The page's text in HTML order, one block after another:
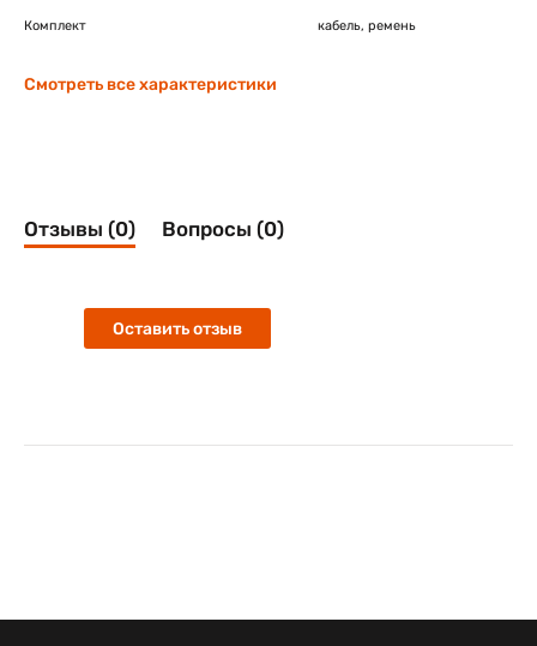
Комплект кабель, ремень
Смотреть все характеристики
Отзывы (0) Вопросы (0)
Оставить отзыв